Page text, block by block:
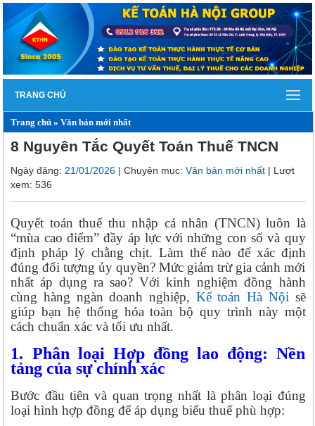
TRANG CHỦ
Trang chủ »Văn bản mới nhất
8 Nguyên Tắc Quyết Toán Thuế TNCN
Ngày đăng: 21/01/2026 | Chuyên mục:Văn bản mới nhất | Lượt
xem: 536
Quyết toán thuế thu nhập cá nhân (TNCN) luôn là
“mùa cao điểm” đầy áp lực với những con số và quy
định pháp lý chằng chịt. Làm thế nào để xác định
đúng đối tượng ủy quyền? Mức giảm trừ gia cảnh mới
nhất áp dụng ra sao? Với kinh nghiệm đồng hành
cùng hàng ngàn doanh nghiệp, Kế toán Hà Nội sẽ
giúp bạn hệ thống hóa toàn bộ quy trình này một
cách chuẩn xác và tối ưu nhất.
1. Phân loại Hợp đồng lao động: Nền
tảng của sự chính xác
Bước đầu tiên và quan trọng nhất là phân loại đúng
loại hình hợp đồng để áp dụng biểu thuế phù hợp: